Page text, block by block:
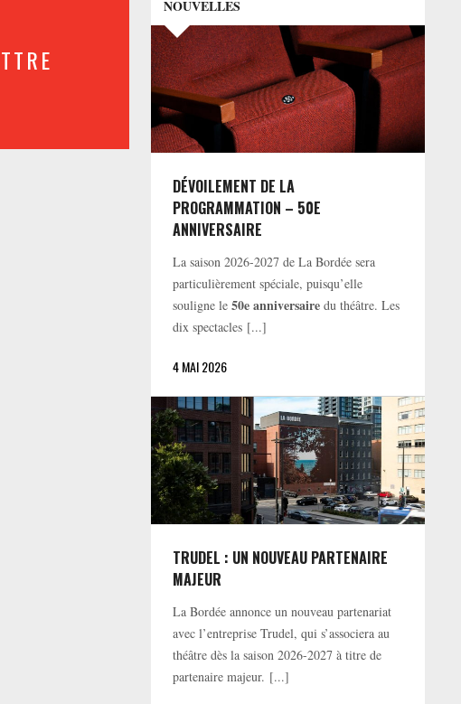
NOUVELLES
DÉVOILEMENT DE LA
PROGRAMMATION – 50E
ANNIVERSAIRE
La saison 2026-2027 de La Bordée sera
particulièrement spéciale, puisqu’elle
souligne le50e anniversaire du théâtre. Les
dix spectacles [...]
4 MAI 2026
TRUDEL : UN NOUVEAU PARTENAIRE
MAJEUR
La Bordée annonce un nouveau partenariat
avec l’entreprise Trudel, qui s’associera au
théâtre dès la saison 2026-2027 à titre de
partenaire majeur. [...]